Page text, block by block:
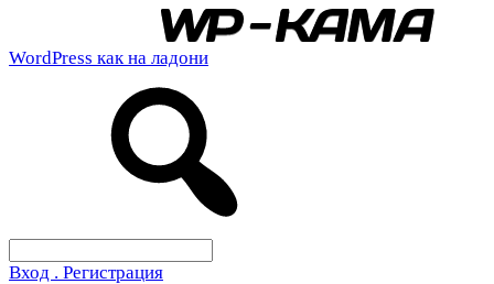
WordPress как на ладони
Вход . Регистрация